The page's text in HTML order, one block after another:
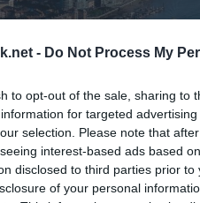
- Do Not Process My
to opt-out of the sale, sharing to
for targeted
selection. Please note that
interest-based ads based
disclosed to third parties prior
of your personal